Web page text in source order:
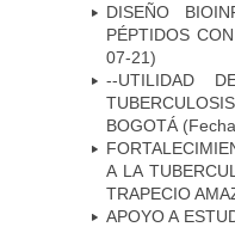
DISEÑO
PÉPTIDOS
07-21)
--UTILIDAD
BOGOTÁ
A LA
TRAPECIO
APOYO A